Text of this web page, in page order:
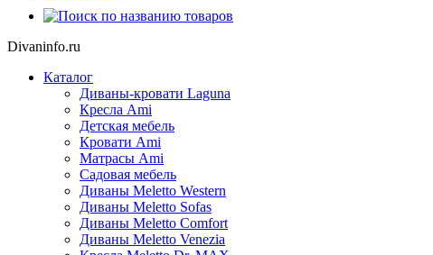
Divaninfo.ru
Каталог
Диваны-кровати Laguna
Кресла Ami
Детская мебель
Кровати Ami
Матрасы Ami
Садовая мебель
Диваны Meletto Western
Диваны Meletto Sofas
Диваны Meletto Comfort
Диваны Meletto Venezia